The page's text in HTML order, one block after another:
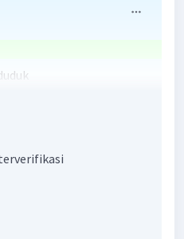
WNA